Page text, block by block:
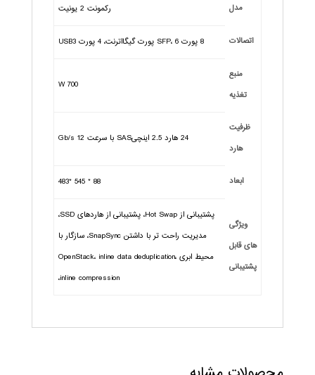
مدل رکمونت 2 یونیت
اتصالات 8 پورت SFP، 6 پورت گیگااترنت، 4 پورت USB3
منبع
تغذیه
700 W
ظرفیت
هارد
24 هارد 2.5 اینچیSAS با سرعت Gb/s 12
ابعاد 88 * 545 *483
ویژگی
های قابل
پشتیبانی
پشتیبانی از Hot Swap، پشتیبانی از هاردهای SSD،
مدیریت راحت تر با داشتن SnapSync، سازگار با
محیط ابری OpenStack، inline data deduplication،
inline compression،